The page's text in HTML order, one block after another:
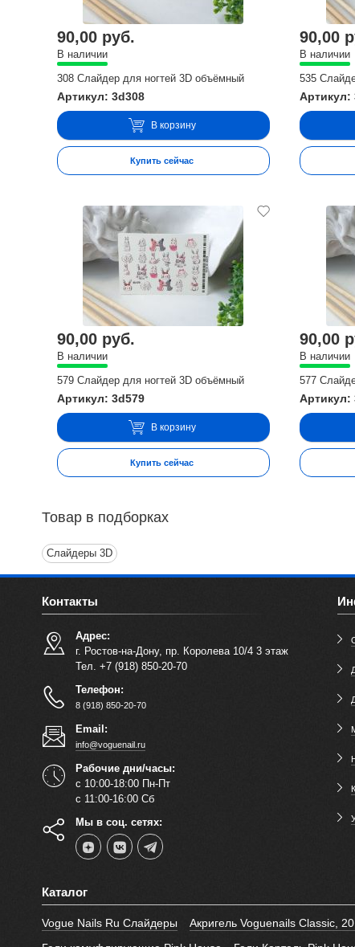
90,00 руб.
В наличии
308 Слайдер для ногтей 3D объёмный
Артикул: 3d308
В корзину
Купить сейчас
90,00
В наличии
535
Артикул:
90,00 руб.
В наличии
579 Слайдер для ногтей 3D объёмный
Артикул: 3d579
В корзину
Купить сейчас
90,00
В наличии
577
Артикул:
Товар в подборках
Слайдеры 3D
Контакты
Адрес:
г. Ростов-на-Дону, пр. Королева 10/4 3 этаж
Тел. +7 (918) 850-20-70
Телефон:
8 (918) 850-20-70
Email:
info@voguenail.ru
Рабочие дни/часы:
с 10:00-18:00 Пн-Пт
с 11:00-16:00 Сб
Мы в соц. сетях:
Каталог
Vogue Nails Ru Слайдеры Акригель Voguenails Classic,